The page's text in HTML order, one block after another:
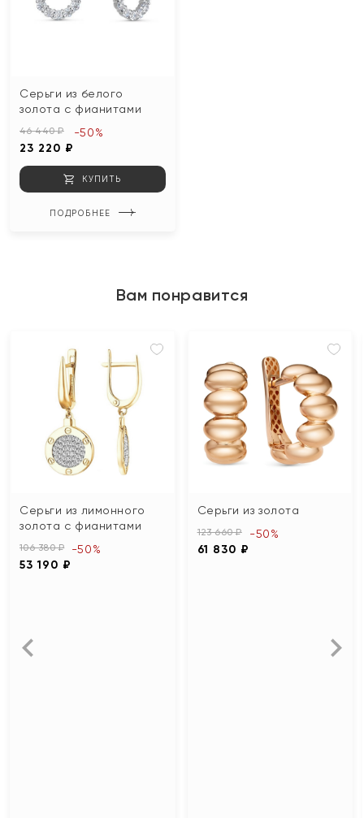
Серьги из белого
золота с фианитами
46 440 ₽
23 220 ₽
-50%
КУПИТЬ
ПОДРОБНЕЕ
Вам понравится
Серьги из лимонного
золота с фианитами
106 380 ₽
53 190 ₽
-50%
Серьги из золота
123 660 ₽
61 830 ₽
-50%